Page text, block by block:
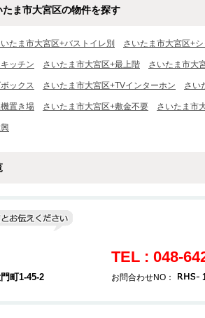
ま市大宮区の物件を探す
たま市大宮区+バストイレ別 さいたま市大宮区+
ッチン さいたま市大宮区+最上階 さいたま市大
ックス さいたま市大宮区+TVインターホン さい
置き場 さいたま市大宮区+敷金不要 さいたま市
町1-45-2
TEL : 048-
お問合わせNO：